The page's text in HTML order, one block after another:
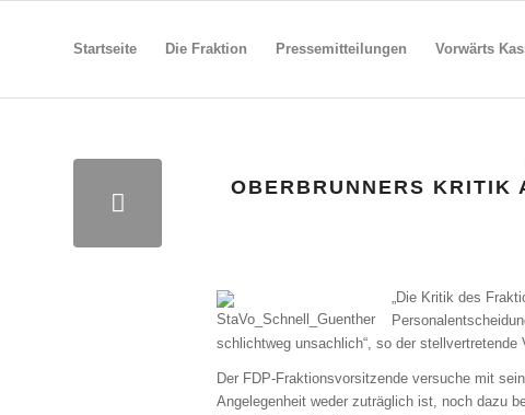
Startseite Die Fraktion Pressemitteilungen Vorwärts
OBERBRUNNERS KRITIK
„Die Kritik des
schlichtweg unsachlich“, so der
Der FDP-Fraktionsvorsitzende versuche mit
Angelegenheit weder zuträglich ist, noch dazu